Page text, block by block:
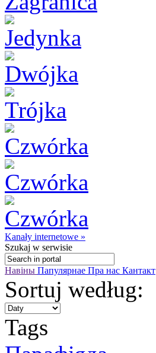
Kanały internetowe »
Szukaj w serwisie
Навіны Папулярнае Пра нас Кантакт
Sortuj według:
Tags